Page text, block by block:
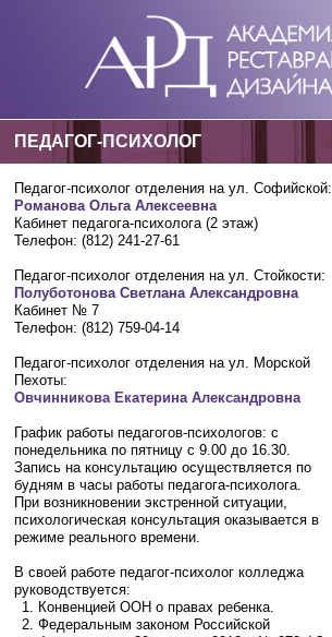
ВОСПИТАТЕЛЬНАЯ РАБОТА
ПЕДАГОГ-ПСИХОЛОГ
Педагог-психолог отделения на ул. Софийской:
Романова Ольга Алексеевна
Кабинет педагога-психолога (2 этаж)
Телефон: (812) 241-27-61
Педагог-психолог отделения на ул. Стойкости:
Полуботонова Светлана Александровна
Кабинет № 7
Телефон: (812) 759-04-14
Педагог-психолог отделения на ул. Морской
Пехоты:
Овчинникова Екатерина Александровна
График работы педагогов-психологов: с
понедельника по пятницу с 9.00 до 16.30.
Запись на консультацию осуществляется по
будням в часы работы педагога-психолога.
При возникновении экстренной ситуации,
психологическая консультация оказывается в
режиме реального времени.
В своей работе педагог-психолог колледжа
руководствуется:
Конвенцией ООН о правах ребенка.
Федеральным законом Российской